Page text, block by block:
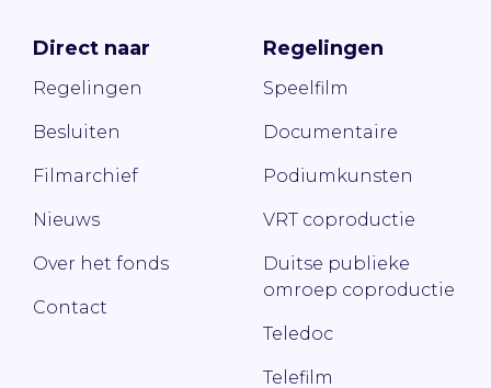
Direct naar
Regelingen
Besluiten
Filmarchief
Nieuws
Over het fonds
Contact
Regelingen
Speelfilm
Documentaire
Podiumkunsten
VRT coproductie
Duitse publieke
omroep coproductie
Teledoc
Telefilm